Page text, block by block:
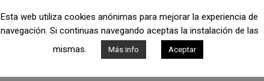
Esta web utiliza cookies anónimas para mejorar la experiencia de
navegación. Si continuas navegando aceptas la instalación de las
mismas.
Más info Aceptar